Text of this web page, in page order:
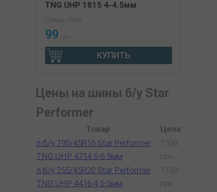
TNG UHP 1815 4-4.5мм
Сезон: Лето
99 грн
КУПИТЬ
Цены на шины б/у Star
Performer
Товар
Цена
л б/у 195/45R16 Star Performer
TNG UHP 4714 6-6.5мм
1500
грн
л б/у 255/45R20 Star Performer
TNG UHP 4416 4.5-5мм
1100
грн